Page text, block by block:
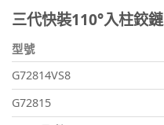
三代快裝110°入柱鉸鏈
型號
G72814VS8
G72815